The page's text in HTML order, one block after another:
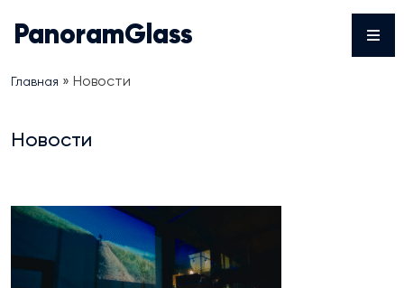
PanoramGlass
Главная » Новости
Новости